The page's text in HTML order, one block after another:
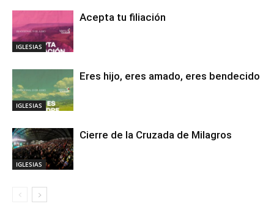
IGLESIAS
Acepta tu filiación
IGLESIAS
Eres hijo, eres amado, eres bendecido
IGLESIAS
Cierre de la Cruzada de Milagros